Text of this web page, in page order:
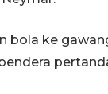
bola ke